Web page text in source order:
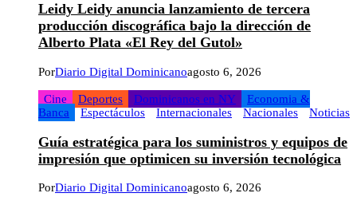
Leidy Leidy anuncia lanzamiento de tercera
producción discográfica bajo la dirección de
Alberto Plata «El Rey del Gutol»
PorDiario Digital Dominicanoagosto 6, 2026
Cine Deportes Dominicanos en NY
Economia &
Banca
Espectáculos Internacionales Nacionales Noticias
Guía estratégica para los suministros y equipos de
impresión que optimicen su inversión tecnológica
PorDiario Digital Dominicanoagosto 6, 2026